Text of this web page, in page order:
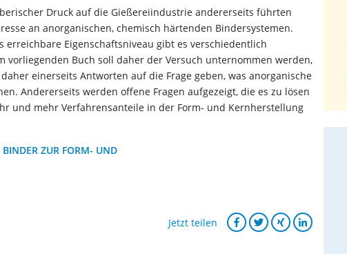
Druck auf die Gießereiindustrie andererseits führten
an anorganischen, chemisch härtenden Bindersystemen.
Eigenschaftsniveau gibt es verschiedentlich
Buch soll daher der Versuch unternommen werden,
einerseits Antworten auf die Frage geben, was anorganische
Andererseits werden offene Fragen aufgezeigt, die es zu lösen
und mehr Verfahrensanteile in der Form- und Kernherstellung
ZUR FORM- UND
Jetzt teilen